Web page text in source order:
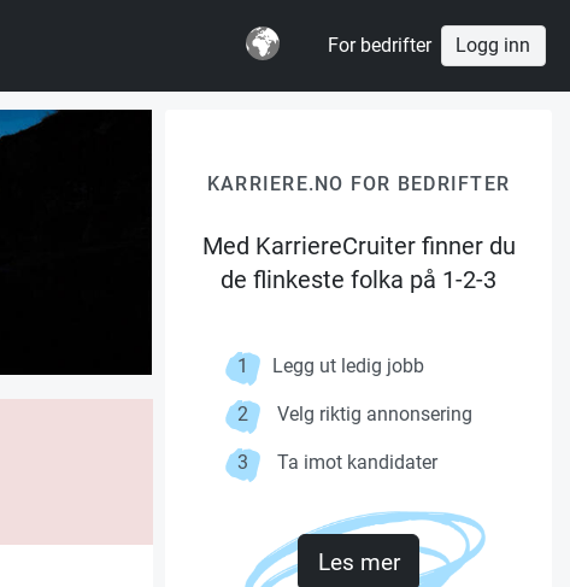
For bedrifter Logg inn
KARRIERE.NO FOR BEDRIFTER
Med KarriereCruiter finner du
de flinkeste folka på 1-2-3
1 Legg ut ledig jobb
2 Velg riktig annonsering
3 Ta imot kandidater
Les mer